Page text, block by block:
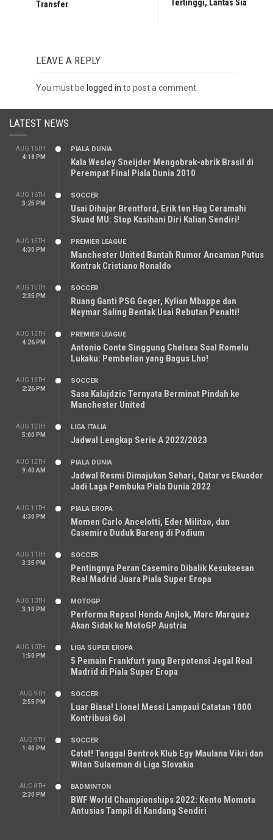
Transfer Tertinggi, Lantas Siapa?
LEAVE A REPLY
You must be logged in to post a comment.
LATEST NEWS
AUG 16TH
4:18 PM
PIALA DUNIA
Kala Wesley Sneijder Mengobrak-abrik Brasil di
Perempat Final Piala Dunia 2010
AUG 16TH
3:25 PM
SOCCER
Usai Dihajar Brentford, Erik ten Hag Ceramahi
Skuad MU: Stop Kasihani Diri Kalian Sendiri!
AUG 15TH
4:30 PM
PREMIER LEAGUE
Manchester United Bantah Rumor Ancaman Putus
Kontrak Cristiano Ronaldo
AUG 15TH
2:35 PM
SOCCER
Ruang Ganti PSG Geger, Kylian Mbappe dan
Neymar Saling Bentak Usai Rebutan Penalti!
AUG 13TH
4:26 PM
PREMIER LEAGUE
Antonio Conte Singgung Chelsea Soal Romelu
Lukaku: Pembelian yang Bagus Lho!
AUG 13TH
2:26 PM
SOCCER
Sasa Kalajdzic Ternyata Berminat Pindah ke
Manchester United
AUG 12TH
5:00 PM
LIGA ITALIA
Jadwal Lengkap Serie A 2022/2023
AUG 12TH
9:40 AM
PIALA DUNIA
Jadwal Resmi Dimajukan Sehari, Qatar vs Ekuador
Jadi Laga Pembuka Piala Dunia 2022
AUG 11TH
4:30 PM
PIALA EROPA
Momen Carlo Ancelotti, Eder Militao, dan
Casemiro Duduk Bareng di Podium
AUG 11TH
3:35 PM
SOCCER
Pentingnya Peran Casemiro Dibalik Kesuksesan
Real Madrid Juara Piala Super Eropa
AUG 10TH
3:10 PM
MOTOGP
Performa Repsol Honda Anjlok, Marc Marquez
Akan Sidak ke MotoGP Austria
AUG 10TH
1:50 PM
LIGA SUPER EROPA
5 Pemain Frankfurt yang Berpotensi Jegal Real
Madrid di Piala Super Eropa
AUG 9TH
2:55 PM
SOCCER
Luar Biasa! Lionel Messi Lampaui Catatan 1000
Kontribusi Gol
AUG 9TH
1:40 PM
SOCCER
Catat! Tanggal Bentrok Klub Egy Maulana Vikri dan
Witan Sulaeman di Liga Slovakia
AUG 8TH
2:30 PM
BADMINTON
BWF World Championships 2022: Kento Momota
Antusias Tampil di Kandang Sendiri